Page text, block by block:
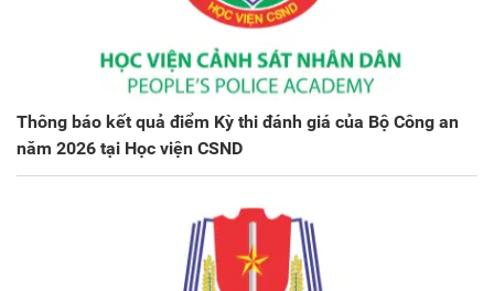
Thông báo kết quả điểm Kỳ thi đánh giá của Bộ Công an
năm 2026 tại Học viện CSND